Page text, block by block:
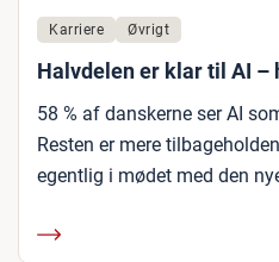
Karriere Øvrigt
Halvdelen er klar til AI –
58 % af danskerne ser AI
Resten er mere
egentlig i mødet med den